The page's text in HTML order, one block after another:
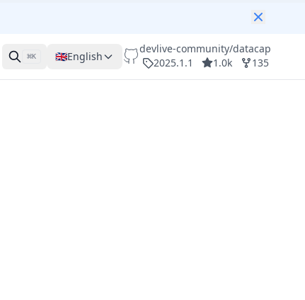
⌘K 🇬🇧English
devlive-community/datacap
2025.1.1
1.0k 135